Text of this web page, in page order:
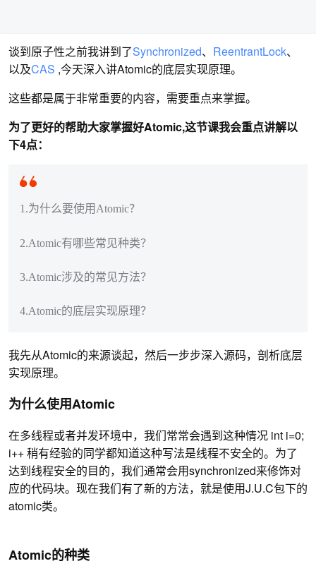
谈到原子性之前我讲到了Synchronized、 ReentrantLock、
以及CAS ,今天深入讲Atomic的底层实现原理。
这些都是属于非常重要的内容，需要重点来掌握。
为了更好的帮助大家掌握好Atomic,这节课我会重点讲解以
下4点：
1.为什么要使用Atomic？
2.Atomic有哪些常见种类？
3.Atomic涉及的常见方法？
4.Atomic的底层实现原理？
我先从Atomic的来源谈起，然后一步步深入源码，剖析底层
实现原理。
为什么使用Atomic
在多线程或者并发环境中，我们常常会遇到这种情况 int i=0;
i++ 稍有经验的同学都知道这种写法是线程不安全的。为了
达到线程安全的目的，我们通常会用synchronized来修饰对
应的代码块。现在我们有了新的方法，就是使用J.U.C包下的
atomic类。
Atomic的种类